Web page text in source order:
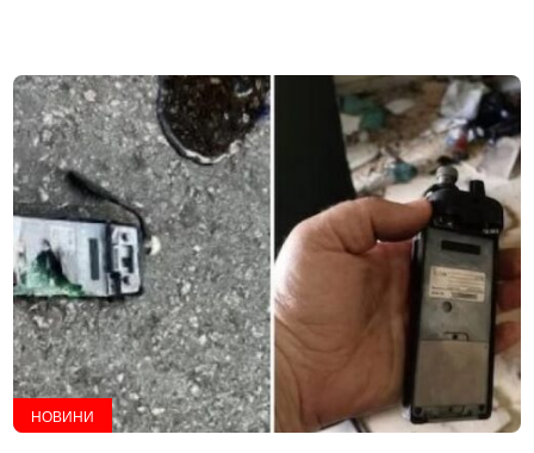
НОВИНИ